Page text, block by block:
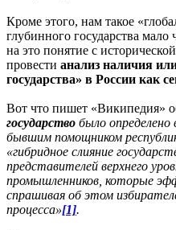
Кроме этого, нам такое
глубинного государства
на это понятие с
провести анализ наличия
государства» в России как
Вот что пишет «Википедия»
государство было определено
бывшим помощником
«гибридное слияние
представителей верхнего
промышленников, которые
спрашивая об этом
процесса»[1].